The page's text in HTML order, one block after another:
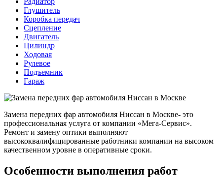
Глушитель
Коробка передач
Сцепление
Двигатель
Цилиндр
Ходовая
Рулевое
Подъемник
Гараж
Замена передних фар автомобиля Ниссан в Москве- это
профессиональная услуга от компании «Мега-Сервис».
Ремонт и замену оптики выполняют
высококвалифицированные работники компании на высоком
качественном уровне в оперативные сроки.
Особенности выполнения работ